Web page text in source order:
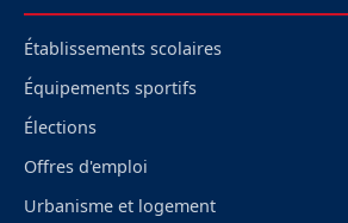
Établissements scolaires
Équipements sportifs
Élections
Offres d'emploi
Urbanisme et logement